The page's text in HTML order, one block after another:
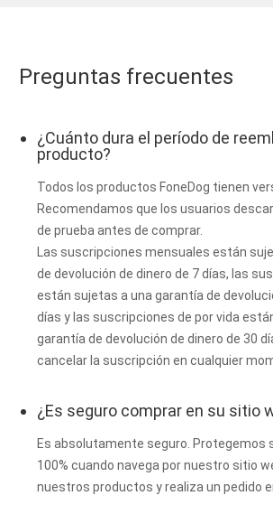
Preguntas frecuentes
¿Cuánto dura el período de
producto?
Todos los productos FoneDog tienen
Recomendamos que los usuarios
de prueba antes de comprar.
Las suscripciones mensuales están
de devolución de dinero de 7 días, las
están sujetas a una garantía de
días y las suscripciones de por vida
garantía de devolución de dinero de 30
cancelar la suscripción en cualquier
¿Es seguro comprar en su sitio
Es absolutamente seguro. Protegemos
100% cuando navega por nuestro sitio
nuestros productos y realiza un pedido